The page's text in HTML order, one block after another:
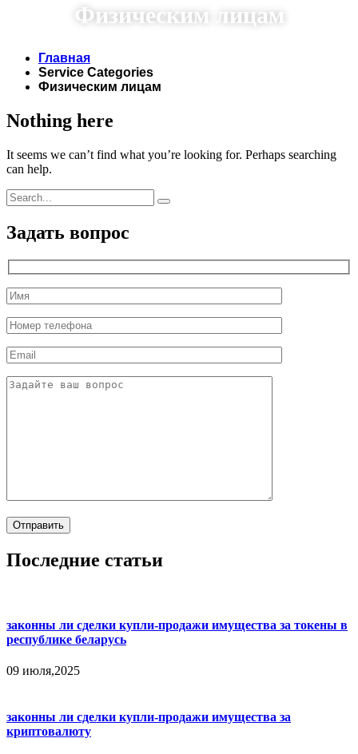
Физическим лицам
Главная
Service Categories
Физическим лицам
Nothing here
It seems we can’t find what you’re looking for. Perhaps searching
can help.
Задать вопрос
Последние статьи
законны ли сделки купли-продажи имущества за токены в
республике беларусь
09 июля,2025
законны ли сделки купли-продажи имущества за
криптовалюту